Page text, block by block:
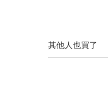
其他人也買了